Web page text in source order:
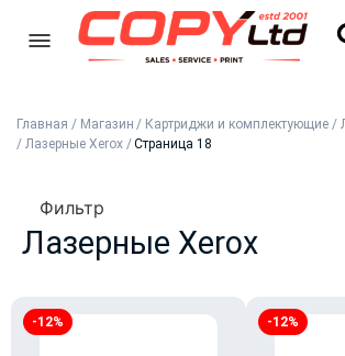
Главная / Магазин / Картриджи и комплектующие/
/ Лазерные Xerox/Страница 18
Фильтр
Лазерные Xerox
-12% -12%